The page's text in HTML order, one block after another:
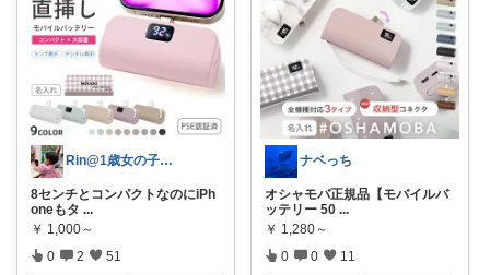
Rin@1歳女の子ママ
8センチとコンパクトなのにiPh
oneもタ ...
￥ 1,000～
0 2 51
ナベっち
オシャモバ正規品【モバイルバ
ッテリー 50 ...
￥ 1,280～
0 0 11